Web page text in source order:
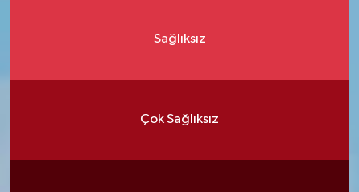
Sağlıksız
Çok Sağlıksız